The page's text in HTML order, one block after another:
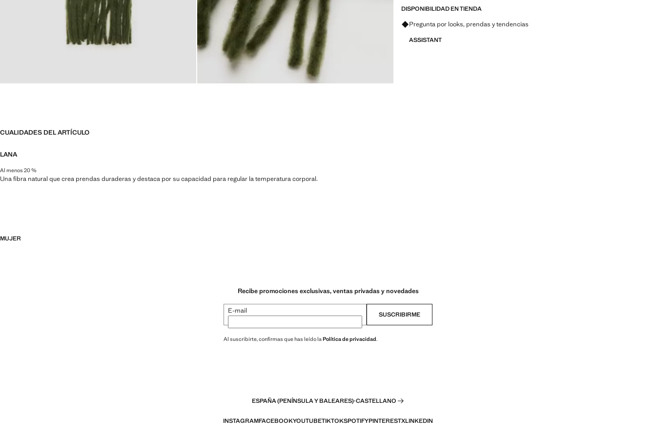
DISPONIBILIDAD EN TIENDA
Pregunta por looks, prendas y tendencias
ASSISTANT
CUALIDADES DEL ARTÍCULO
LANA
Al menos 20 %
Una fibra natural que crea prendas duraderas y destaca por su capacidad para regular la temperatura corporal.
MUJER
Recibe promociones exclusivas, ventas privadas y novedades
E-mail SUSCRIBIRME
Al suscribirte, confirmas que has leído laPolítica de privacidad.
ESPAÑA (PENÍNSULA Y BALEARES)·CASTELLANO
INSTAGRAMFACEBOOKYOUTUBETIKTOKSPOTIFYPINTERESTXLINKEDIN